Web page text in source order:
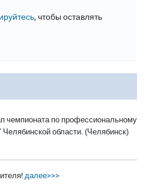
, чтобы оставлять
чемпионата по профессиональному
области. (Челябинск)
далее>>>